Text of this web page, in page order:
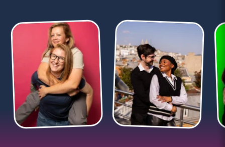
3 minutes
Rencontre à Maromme